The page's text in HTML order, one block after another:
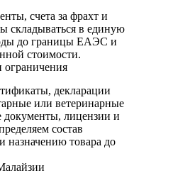
счета за фрахт и
складываться в единую
до границы ЕАЭС и
стоимости.
ограничения
декларации
или ветеринарные
документы, лицензии и
состав
товара до